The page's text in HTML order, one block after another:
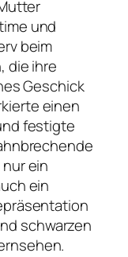
und
beim
die ihre
Geschick
einen
festigte
ein
ein
schwarzen